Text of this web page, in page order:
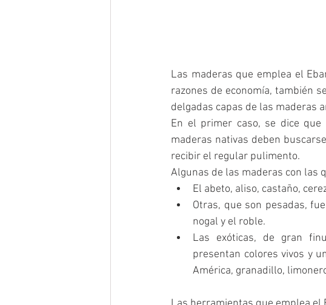
Las maderas que emplea el
razones de economía, también
delgadas capas de las maderas
En el primer caso, se dice que
maderas nativas deben
recibir el regular pulimento.
Algunas de las maderas con las
El abeto, aliso, castaño,
Otras, que son pesadas,
nogal y el roble.
Las exóticas, de gran
presentan colores vivos y
América, granadillo,